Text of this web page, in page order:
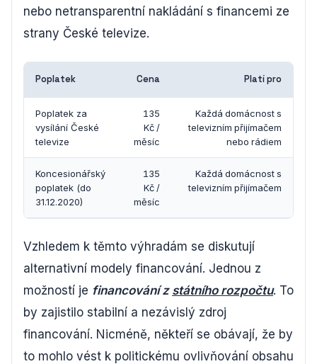
nebo netransparentní nakládání s financemi ze
strany České televize.
Poplatek Cena Platí pro
Poplatek za
vysílání České
televize
135
Kč /
měsíc
Každá domácnost s
televizním přijímačem
nebo rádiem
Koncesionářský
poplatek (do
31.12.2020)
135
Kč /
měsíc
Každá domácnost s
televizním přijímačem
Vzhledem k těmto výhradám se diskutují
alternativní modely financování. Jednou z
možností je financování z státního rozpočtu. To
by zajistilo stabilní a nezávislý zdroj
financování. Nicméně, někteří se obávají, že by
to mohlo vést k politickému ovlivňování obsahu